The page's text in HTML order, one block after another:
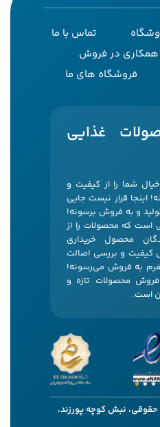
تماس با ما
همکاری در فروش
فروشگاه های ما
غذایی
شما را از کیفیت و
اینجا قرار نیست جایی
و به فروش برسونه!
است که محصولات را از
محصول خریداری
کیفیت و بررسی اصالت
به فروش می‌رسونه!
محصولات تازه و
است.
حقوقی، نبش کوچه پورزند،